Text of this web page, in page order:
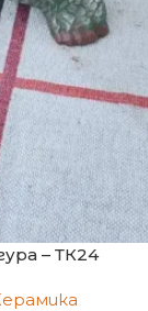
– ТК24